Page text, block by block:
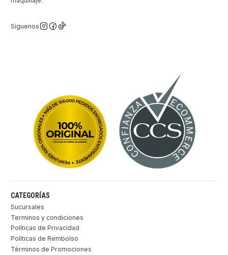
Síguenos
CATEGORÍAS
Sucursales
Terminos y condiciones
Políticas de Privacidad
Políticas de Rembolso
Términos de Promociones